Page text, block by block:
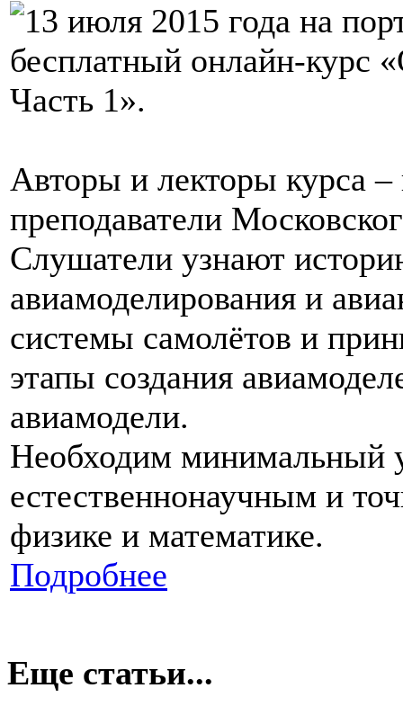
13 июля 2015 года на
бесплатный онлайн-курс
Часть 1».
Авторы и лекторы курса
преподаватели
Слушатели узнают
авиамоделирования и
системы самолётов и
этапы создания
авиамодели.
Необходим минимальный
естественнонаучным и
физике и математике.
Подробнее
Еще статьи...